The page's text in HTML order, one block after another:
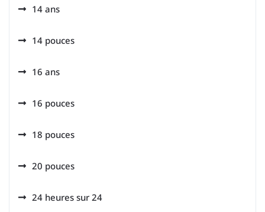
14 ans
14 pouces
16 ans
16 pouces
18 pouces
20 pouces
24 heures sur 24